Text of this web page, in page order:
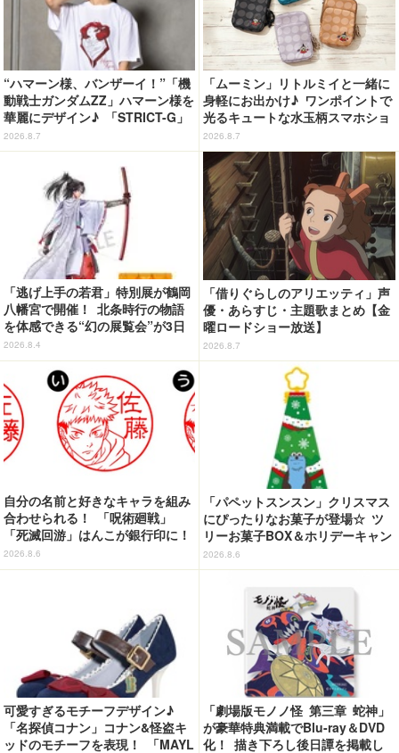
“ハマーン様、バンザーイ！”「機
動戦士ガンダムZZ」ハマーン様を
華麗にデザイン♪ 「STRICT-G」
Tシャツなどミニコレクション登
場
2026.8.7
「ムーミン」リトルミイと一緒に
身軽にお出かけ♪ ワンポイントで
光るキュートな水玉柄スマホショ
ルダーが新登場！
2026.8.7
「逃げ上手の若君」特別展が鶴岡
八幡宮で開催！ 北条時行の物語
を体感できる“幻の展覧会”が3日
間限定で登場【8/28～30】
2026.8.4
「借りぐらしのアリエッティ」声
優・あらすじ・主題歌まとめ【金
曜ロードショー放送】
2026.8.7
自分の名前と好きなキャラを組み
合わせられる！ 「呪術廻戦」
「死滅回游」はんこが銀行印に！
虎杖悠仁、乙骨憂太ら16キャラ追
加で全104種
2026.8.6
「パペットスンスン」クリスマス
にぴったりなお菓子が登場☆ ツ
リーお菓子BOX＆ホリデーキャン
ディ
2026.8.6
可愛すぎるモチーフデザイン♪
「名探偵コナン」コナン&怪盗キ
ッドのモチーフを表現！ 「MAYL
「劇場版モノノ怪 第三章 蛇神」
が豪華特典満載でBlu-ray＆DVD
化！ 描き下ろし後日譚を掲載し